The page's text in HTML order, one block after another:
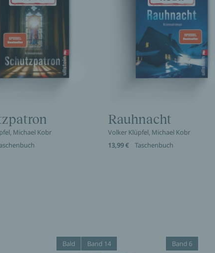
Michael Kobr
Rauhnacht
Volker Klüpfel, Michael Kobr
13,99 €
Taschenbuch
Bald Band 14 Band 6